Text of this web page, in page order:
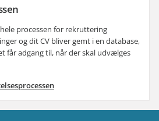
processen for rekruttering
og dit CV bliver gemt i en database,
får adgang til, når der skal udvælges